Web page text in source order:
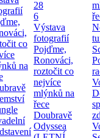
co
na
28
6
Výstava
fotografií
Pojďme,
Ronováci,
roztočit co
nejvíce
mlýnků na
řece
Doubravě
Odyssea